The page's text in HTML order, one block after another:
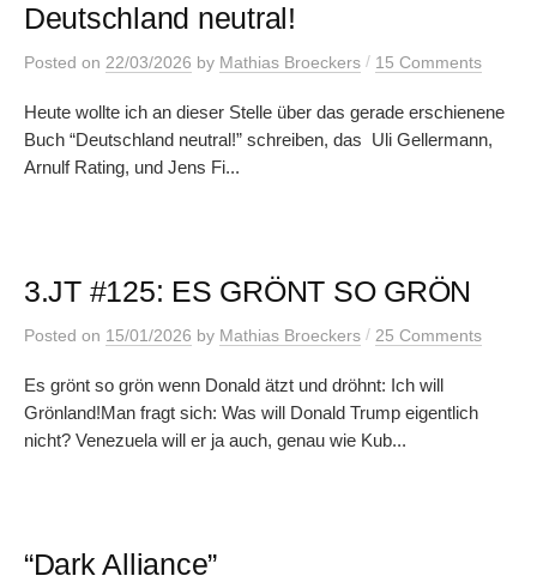
Deutschland neutral!
Posted on 22/03/2026 by Mathias Broeckers / 15 Comments
Heute wollte ich an dieser Stelle über das gerade erschienene
Buch “Deutschland neutral!” schreiben, das Uli Gellermann,
Arnulf Rating, und Jens Fi...
3.JT #125: ES GRÖNT SO GRÖN
Posted on 15/01/2026 by Mathias Broeckers / 25 Comments
Es grönt so grön wenn Donald ätzt und dröhnt: Ich will
Grönland!Man fragt sich: Was will Donald Trump eigentlich
nicht? Venezuela will er ja auch, genau wie Kub...
“Dark Alliance”